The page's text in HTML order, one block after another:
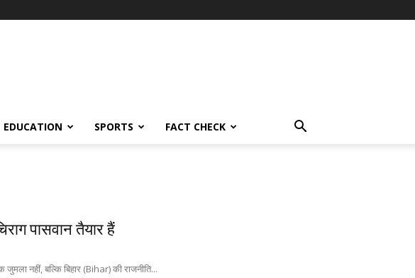
EDUCATION SPORTS FACT CHECK
पासवान तैयार हैं
जुमला नहीं, बल्कि बिहार (Bihar) की राजनीति...